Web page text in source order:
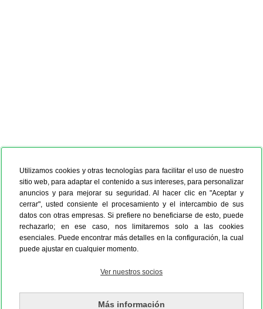
Utilizamos cookies y otras tecnologías para facilitar el uso de nuestro
sitio web, para adaptar el contenido a sus intereses, para personalizar
anuncios y para mejorar su seguridad. Al hacer clic en "Aceptar y
cerrar", usted consiente el procesamiento y el intercambio de sus
datos con otras empresas. Si prefiere no beneficiarse de esto, puede
rechazarlo; en ese caso, nos limitaremos solo a las cookies
esenciales. Puede encontrar más detalles en la configuración, la cual
puede ajustar en cualquier momento.
Ver nuestros socios
Más información